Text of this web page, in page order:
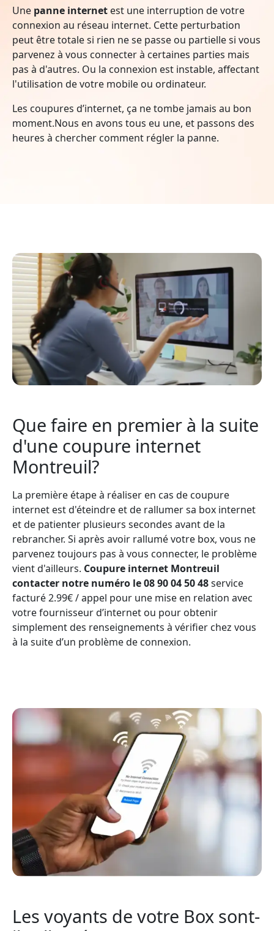
Une panne internet est une interruption de votre
connexion au réseau internet. Cette perturbation
peut être totale si rien ne se passe ou partielle si vous
parvenez à vous connecter à certaines parties mais
pas à d'autres. Ou la connexion est instable, affectant
l'utilisation de votre mobile ou ordinateur.
Les coupures d’internet, ça ne tombe jamais au bon
moment.Nous en avons tous eu une, et passons des
heures à chercher comment régler la panne.
Que faire en premier à la suite
d'une coupure internet
Montreuil?
La première étape à réaliser en cas de coupure
internet est d'éteindre et de rallumer sa box internet
et de patienter plusieurs secondes avant de la
rebrancher. Si après avoir rallumé votre box, vous ne
parvenez toujours pas à vous connecter, le problème
vient d'ailleurs. Coupure internet Montreuil
contacter notre numéro le 08 90 04 50 48service
facturé 2.99€ / appel pour une mise en relation avec
votre fournisseur d’internet ou pour obtenir
simplement des renseignements à vérifier chez vous
à la suite d’un problème de connexion.
Les voyants de votre Box sont-